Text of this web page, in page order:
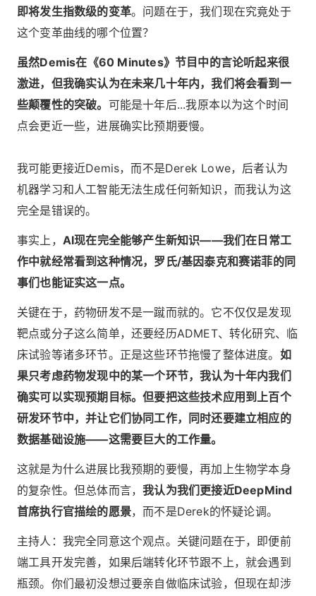
即将发生指数级的变革。问题在于，我们现在究竟处于
这个变革曲线的哪个位置？
虽然Demis在《60 Minutes》节目中的言论听起来很
激进，但我确实认为在未来几十年内，我们将会看到一
些颠覆性的突破。 可能是十年后...我原本以为这个时间
点会更近一些，进展确实比预期要慢。
我可能更接近Demis，而不是Derek Lowe，后者认为
机器学习和人工智能无法生成任何新知识，而我认为这
完全是错误的。
事实上， AI现在完全能够产生新知识——我们在日常工
作中就经常看到这种情况，罗氏/基因泰克和赛诺菲的同
事们也能证实这一点。
关键在于，药物研发不是一蹴而就的。它不仅仅是发现
靶点或分子这么简单，还要经历ADMET、转化研究、临
床试验等诸多环节。正是这些环节拖慢了整体进度。 如
果只考虑药物发现中的某一个环节，我认为十年内我们
确实可以实现预期目标。但要把这些技术应用到上百个
研发环节中，并让它们协同工作，同时还要建立相应的
数据基础设施——这需要巨大的工作量。
这就是为什么进展比我预期的要慢，再加上生物学本身
的复杂性。但总体而言，我认为我们更接近DeepMind
首席执行官描绘的愿景，而不是Derek的怀疑论调。
主持人：我完全同意这个观点。关键问题在于，即便前
端工具开发完善，如果后端转化环节跟不上，就会遇到
瓶颈。你们最初没想过要亲自做临床试验，但现在却涉